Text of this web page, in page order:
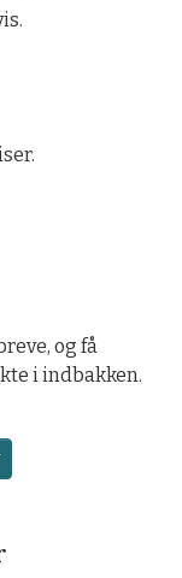
og få
i indbakken.